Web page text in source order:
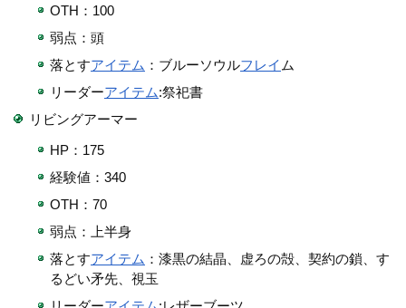
OTH：100
弱点：頭
落とすアイテム ：ブルーソウルフレイ ム
リーダーアイテム:祭祀書
リビングアーマー
HP：175
経験値：340
OTH：70
弱点：上半身
落とすアイテム ：漆黒の結晶、虚ろの殻、契約の鎖、す
るどい矛先、視玉